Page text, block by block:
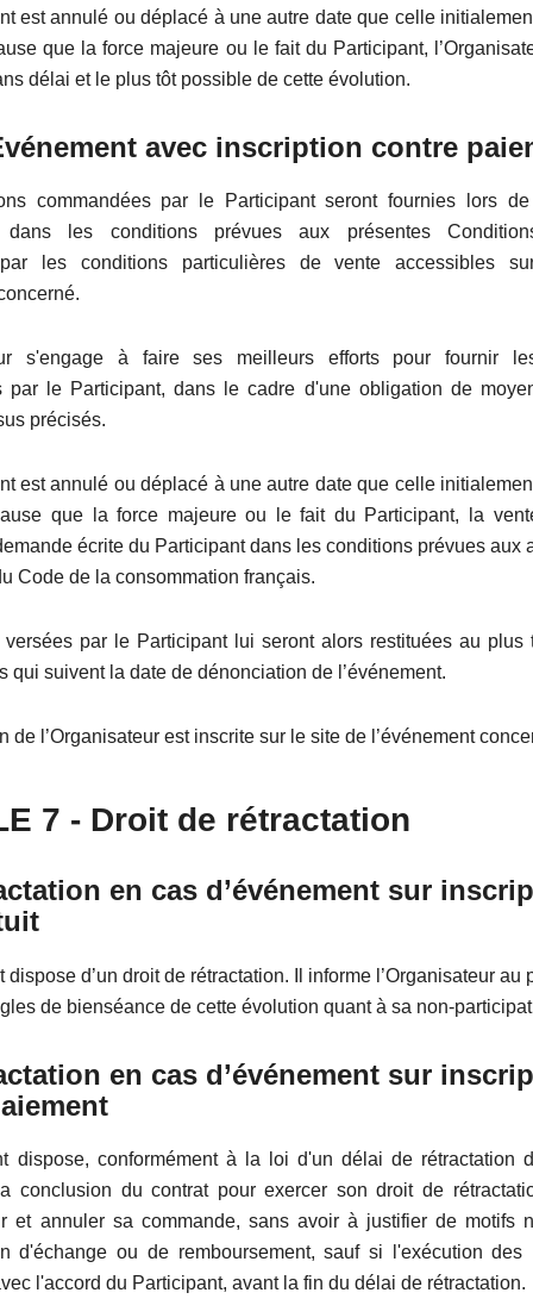
est annulé ou déplacé à une autre date que celle
que la force majeure ou le fait du Participant,
délai et le plus tôt possible de cette évolution.
avec inscription contre
commandées par le Participant seront fournies lors
dans les conditions prévues aux présentes
par les conditions particulières de vente accessibles
s'engage à faire ses meilleurs efforts pour fournir
par le Participant, dans le cadre d'une obligation de
précisés.
est annulé ou déplacé à une autre date que celle
que la force majeure ou le fait du Participant, la
écrite du Participant dans les conditions prévues aux
Code de la consommation français.
versées par le Participant lui seront alors restituées au plus
qui suivent la date de dénonciation de l’événement.
de l’Organisateur est inscrite sur le site de l’événement
7 - Droit de rétractation
en cas d’événement sur
dispose d’un droit de rétractation. Il informe l’Organisateur au
de bienséance de cette évolution quant à sa non-
en cas d’événement sur
dispose, conformément à la loi d'un délai de rétractation
conclusion du contrat pour exercer son droit de
et annuler sa commande, sans avoir à justifier de motifs
d'échange ou de remboursement, sauf si l'exécution des
l'accord du Participant, avant la fin du délai de rétractation.